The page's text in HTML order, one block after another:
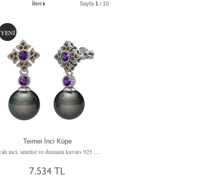
İleri Sayfa 1 / 10
YENİ
Teimei İnci Küpe
7.534 TL